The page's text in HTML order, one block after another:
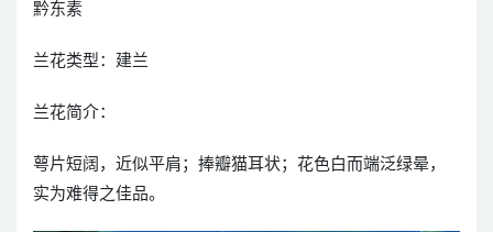
黔东素
兰花类型：建兰
兰花简介：
萼片短阔，近似平肩；捧瓣猫耳状；花色白而端泛绿晕，
实为难得之佳品。